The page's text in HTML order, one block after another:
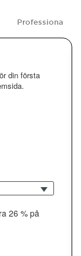
Professional
din första
26 % på